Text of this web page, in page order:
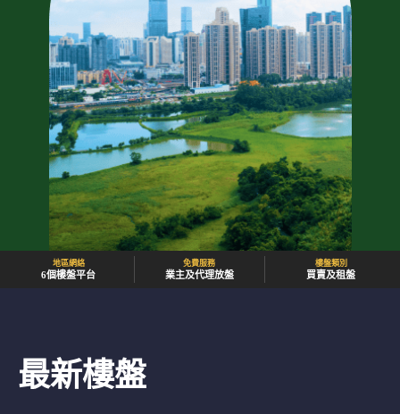
地區網絡
6個樓盤平台
免費服務
業主及代理放盤
樓盤類別
買賣及租盤
最新樓盤